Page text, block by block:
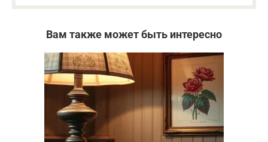
Вам также может быть интересно